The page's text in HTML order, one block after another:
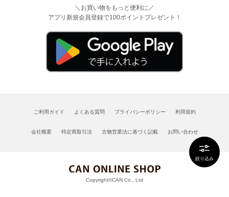
絞り込み
＼お買い物をもっと便利に／
アプリ新規会員登録で100ポイントプレゼント！
ご利用ガイド よくある質問 プライバシーポリシー 利用規約
会社概要 特定商取引法 古物営業法に基づく記載 お問い合わせ
Copyright©CAN Co., Ltd